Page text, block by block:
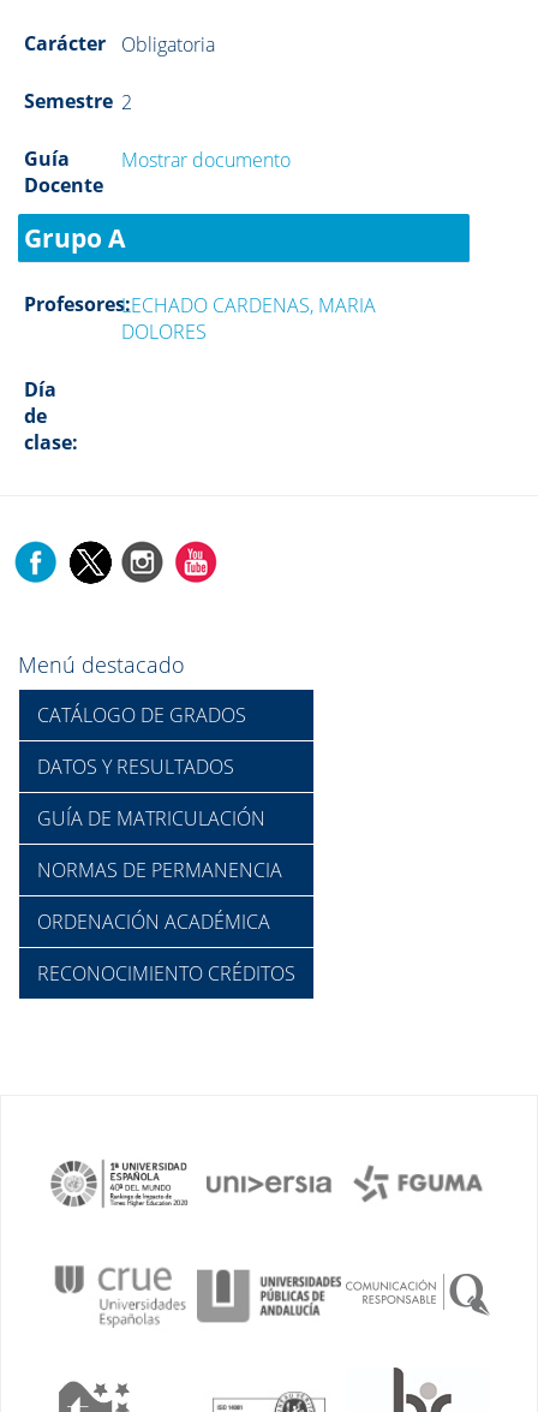
Carácter Obligatoria
Semestre 2
Guía
Docente
Mostrar documento
Grupo A
Profesores:LECHADO CARDENAS, MARIA
DOLORES
Día
de
clase:
Menú destacado
CATÁLOGO DE GRADOS
DATOS Y RESULTADOS
GUÍA DE MATRICULACIÓN
NORMAS DE PERMANENCIA
ORDENACIÓN ACADÉMICA
RECONOCIMIENTO CRÉDITOS